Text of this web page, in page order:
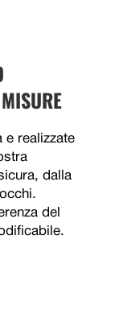
e realizzate
dalla
del